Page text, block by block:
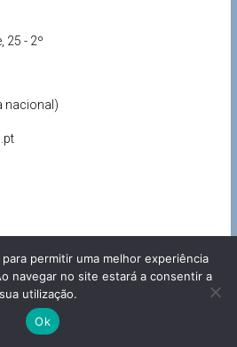
25 - 2º
nacional)
HBA Consultores
permitir uma melhor experiência
navegar no site estará a consentir a
sua utilização.
Ok